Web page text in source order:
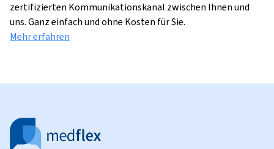
zertifizierten Kommunikationskanal zwischen Ihnen und
uns. Ganz einfach und ohne Kosten für Sie.
Mehr erfahren